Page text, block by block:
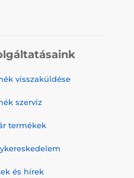
visszaküldése
szerviz
termékek
és hírek